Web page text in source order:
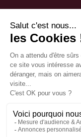
NOUS SUIVRE :
CONDITIONS
POLITIQUE DE